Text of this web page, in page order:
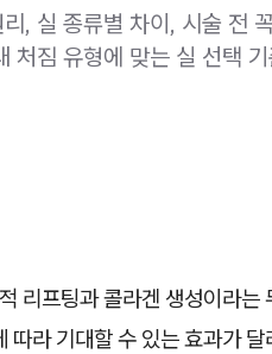
, 실 종류별 차이, 시술 전
처짐 유형에 맞는 실 선택
리프팅과 콜라겐 생성이라는
따라 기대할 수 있는 효과가